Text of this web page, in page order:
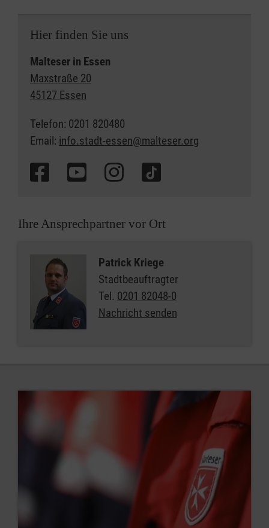
Hier finden Sie uns
Malteser in Essen
Maxstraße 20
45127 Essen
Telefon: 0201 820480
Email: info.stadt-essen@malteser.org
Ihre Ansprechpartner vor Ort
Patrick Kriege
Stadtbeauftragter
Tel. 0201 82048-0
Nachricht senden